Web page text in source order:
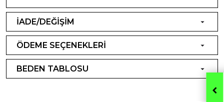
İADE/DEĞİŞİM
ÖDEME SEÇENEKLERİ
BEDEN TABLOSU